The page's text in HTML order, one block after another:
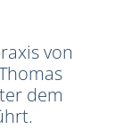
von
dem